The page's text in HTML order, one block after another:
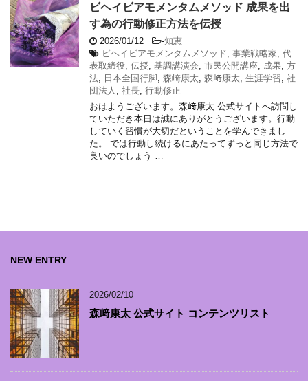
ビヘイビアモメンタムメソッド 成果を出
す為の行動修正方法を伝授
2026/01/12 -知恵
ビヘイビアモメンタムメソッド 事業戦略家 代
表取締役 伝授 基調講演会 市民公開講座 成果 方
法
日本全国行脚 森崎康太 森﨑康太 生涯学習 社
団法人
社長 行動修正
おはようございます。森﨑康太 公式サイトへ訪問し
ていただき本日は誠にありがとうございます。行動
していく習慣が大切だということを学んできまし
た。 では行動し続けるにあたってずっと同じ方法で
良いのでしょう …
NEW ENTRY
2026/02/10
森﨑康太 公式サイト コンテンツリスト